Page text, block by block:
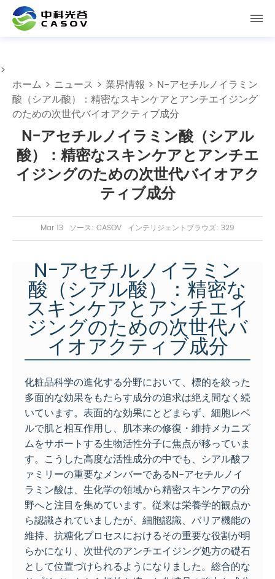
>
ホーム > ニュース > 業界情報 > N-アセチルノイラミン
酸（シアル酸）：精密なスキンケアとアンチエイジング
のための次世代バイオアクティブ成分
N-アセチルノイラミン酸（シアル
酸）：精密なスキンケアとアンチエ
イジングのための次世代バイオアク
ティブ成分
Mar 13 ソース: CASOV インテリジェントブラウズ: 329
N-アセチルノイラミン
酸（シアル酸）：精密な
スキンケアとアンチエイ
ジングのための次世代バ
イオアクティブ成分
化粧品科学の進化する分野において、標的を絞った
多面的な効果をもたらす成分の追求は絶え間なく続
いています。表面的な効果にとどまらず、細胞レベ
ルで肌と相互作用し、肌本来の修復・維持メカニズ
ムをサポートする生物活性分子に焦点が移っていま
す。こうした高度な活性成分の中でも、シアル酸フ
ァミリーの重要なメンバーであるN-アセチルノイ
ラミン酸は、生化学の領域から精密スキンケアの分
野へと注目を集めています。従来は栄養学的観点か
ら認識されていましたが、細胞認識、バリア機能の
維持、抗糖化プロセスにおけるその重要な役割が明
らかになり、次世代のアンチエイジング処方の礎石
として位置づけられるようになりました。総合的な